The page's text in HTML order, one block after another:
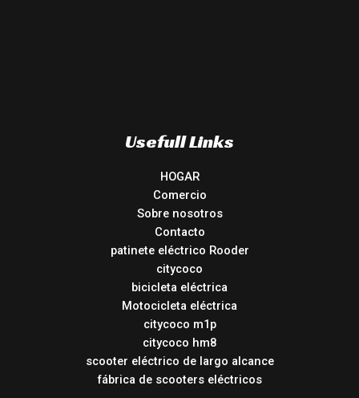
Usefull Links
HOGAR
Comercio
Sobre nosotros
Contacto
patinete eléctrico Rooder
citycoco
bicicleta eléctrica
Motocicleta eléctrica
citycoco m1p
citycoco hm8
scooter eléctrico de largo alcance
fábrica de scooters eléctricos